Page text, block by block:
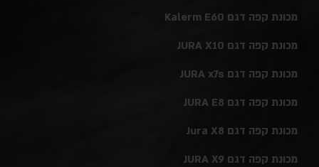
מכונת קפה דגם Kalerm E60
מכונת קפה דגם JURA X10
מכונת קפה דגם JURA x7s
מכונת קפה דגם JURA E8
מכונת קפה דגם Jura X8
מכונת קפה דגם JURA X9